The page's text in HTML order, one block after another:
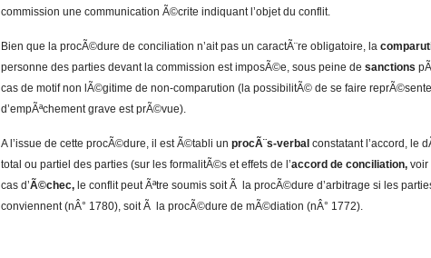
commission une communication Ã©crite indiquant l’objet du conflit.
Bien que la procÃ©dure de conciliation n’ait pas un caractÃ¨re obligatoire, la
personne des parties devant la commission est imposÃ©e, sous peine de sanctions
cas de motif non lÃ©gitime de non-comparution (la possibilitÃ© de se faire
d’empÃªchement grave est prÃ©vue).
A l’issue de cette procÃ©dure, il est Ã©tabli un procÃ¨s-verbal constatant l’accord, le
total ou partiel des parties (sur les formalitÃ©s et effets de l’accord de conciliation, voir
cas d’Ã©chec, le conflit peut Ãªtre soumis soit Ã la procÃ©dure d’arbitrage si les
conviennent (nÂ° 1780), soit Ã la procÃ©dure de mÃ©diation (nÂ° 1772).